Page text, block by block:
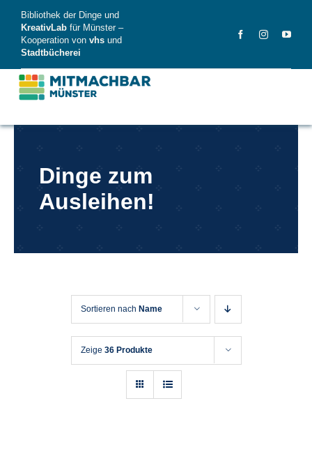
content
Bibliothek der Dinge und
KreativLab für Münster –
Kooperation von vhs und
Stadtbücherei
Dinge
FAQ
Dinge zum
Ausleihen!
Sortieren nach Name
Zeige 36 Produkte